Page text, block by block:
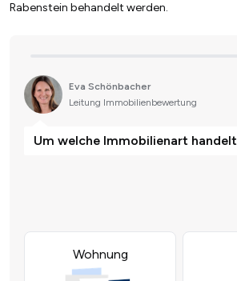
Rabenstein behandelt werden.